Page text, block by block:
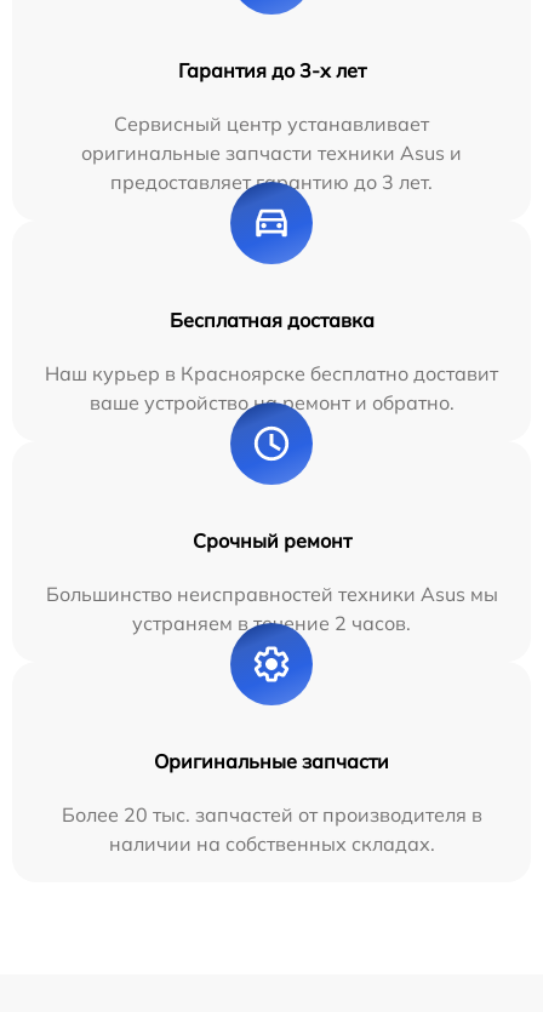
Гарантия до 3-х лет
Сервисный центр устанавливает
оригинальные запчасти техники Asus и
предоставляет гарантию до 3 лет.
Бесплатная доставка
Наш курьер в Красноярске бесплатно доставит
ваше устройство на ремонт и обратно.
Срочный ремонт
Большинство неисправностей техники Asus мы
устраняем в течение 2 часов.
Оригинальные запчасти
Более 20 тыс. запчастей от производителя в
наличии на собственных складах.